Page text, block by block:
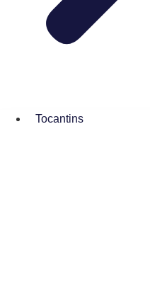
Tocantins